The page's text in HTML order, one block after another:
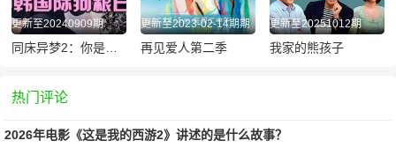
更新至20240909期 更新至2023-02-14期期
再见爱人第二季
更新至20251012期
我家的熊孩子
热门评论
2026年电影《这是我的西游2》讲述的是什么故事？